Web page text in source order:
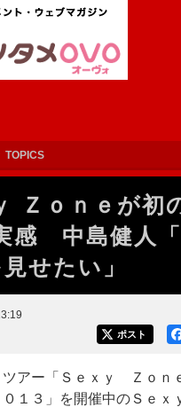
TOPICS
Ｚｏｎｅが初
感 中島健人
せたい」
ポスト
アー「Ｓｅｘｙ Ｚｏ
１３」を開催中のＳｅｘ